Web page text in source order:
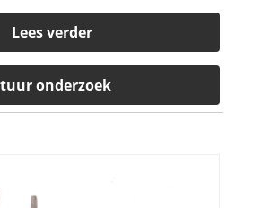
Lees verder
onderzoek